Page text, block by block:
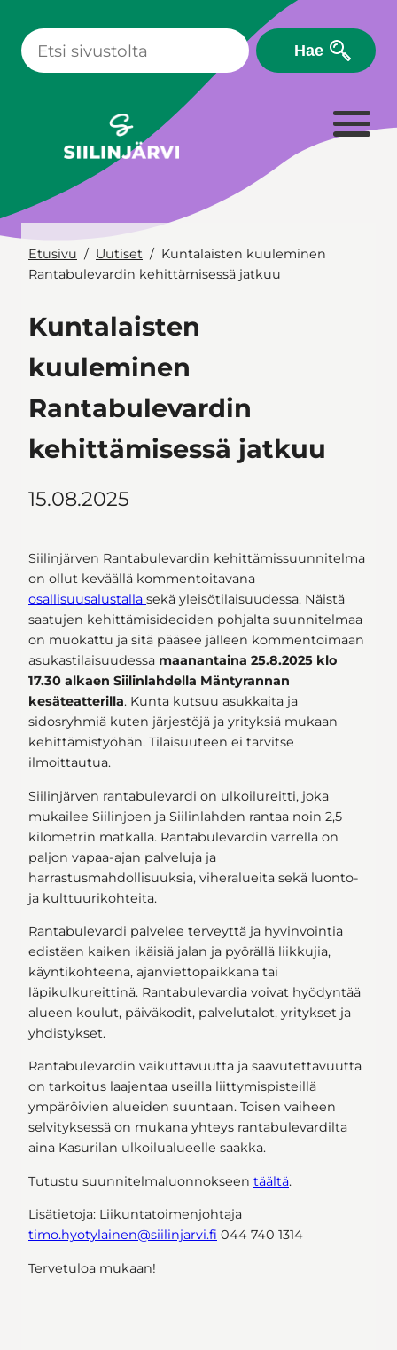
sisältöön
Hae
Etusivu Uutiset
Kuntalaisten kuuleminen
Rantabulevardin kehittämisessä jatkuu
Kuntalaisten
kuuleminen
Rantabulevardin
kehittämisessä jatkuu
15.08.2025
Siilinjärven Rantabulevardin kehittämissuunnitelma
on ollut keväällä kommentoitavana
osallisuusalustalla sekä yleisötilaisuudessa. Näistä
saatujen kehittämisideoiden pohjalta suunnitelmaa
on muokattu ja sitä pääsee jälleen kommentoimaan
asukastilaisuudessa maanantaina 25.8.2025 klo
17.30 alkaen Siilinlahdella Mäntyrannan
kesäteatterilla. Kunta kutsuu asukkaita ja
sidosryhmiä kuten järjestöjä ja yrityksiä mukaan
kehittämistyöhän. Tilaisuuteen ei tarvitse
ilmoittautua.
Siilinjärven rantabulevardi on ulkoilureitti, joka
mukailee Siilinjoen ja Siilinlahden rantaa noin 2,5
kilometrin matkalla. Rantabulevardin varrella on
paljon vapaa-ajan palveluja ja
harrastusmahdollisuuksia, viheralueita sekä luonto-
ja kulttuurikohteita.
Rantabulevardi palvelee terveyttä ja hyvinvointia
edistäen kaiken ikäisiä jalan ja pyörällä liikkujia,
käyntikohteena, ajanviettopaikkana tai
läpikulkureittinä. Rantabulevardia voivat hyödyntää
alueen koulut, päiväkodit, palvelutalot, yritykset ja
yhdistykset.
Rantabulevardin vaikuttavuutta ja saavutettavuutta
on tarkoitus laajentaa useilla liittymispisteillä
ympäröivien alueiden suuntaan. Toisen vaiheen
selvityksessä on mukana yhteys rantabulevardilta
aina Kasurilan ulkoilualueelle saakka.
Tutustu suunnitelmaluonnokseen täältä.
Lisätietoja: Liikuntatoimenjohtaja
timo.hyotylainen@siilinjarvi.fi 044 740 1314
Tervetuloa mukaan!